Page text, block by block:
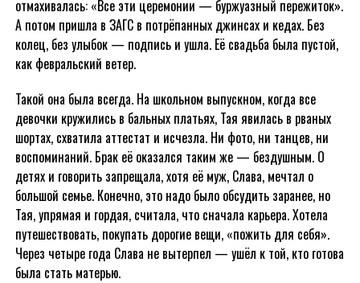
отмахивалась: «Все эти церемонии — буржуазный пережиток».
А потом пришла в ЗАГС в потрёпанных джинсах и кедах. Без
колец, без улыбок — подпись и ушла. Её свадьба была пустой,
как февральский ветер.
Такой она была всегда. На школьном выпускном, когда все
девочки кружились в бальных платьях, Тая явилась в рваных
шортах, схватила аттестат и исчезла. Ни фото, ни танцев, ни
воспоминаний. Брак её оказался таким же — бездушным. О
детях и говорить запрещала, хотя её муж, Слава, мечтал о
большой семье. Конечно, это надо было обсудить заранее, но
Тая, упрямая и гордая, считала, что сначала карьера. Хотела
путешествовать, покупать дорогие вещи, «пожить для себя».
Через четыре года Слава не вытерпел — ушёл к той, кто готова
была стать матерью.